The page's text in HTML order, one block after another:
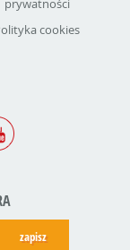
prywatności
cookies